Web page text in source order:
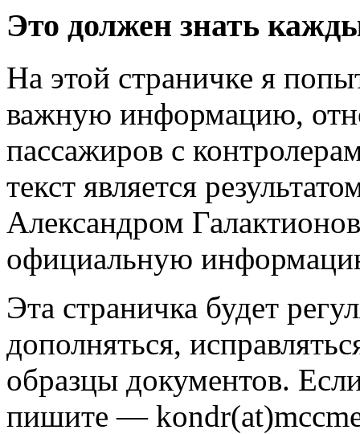
Это должен знать
На этой страничке я
важную информацию,
пассажиров с
текст является
Александром
официальную
Эта страничка будет
дополняться,
образцы документов.
пишите —